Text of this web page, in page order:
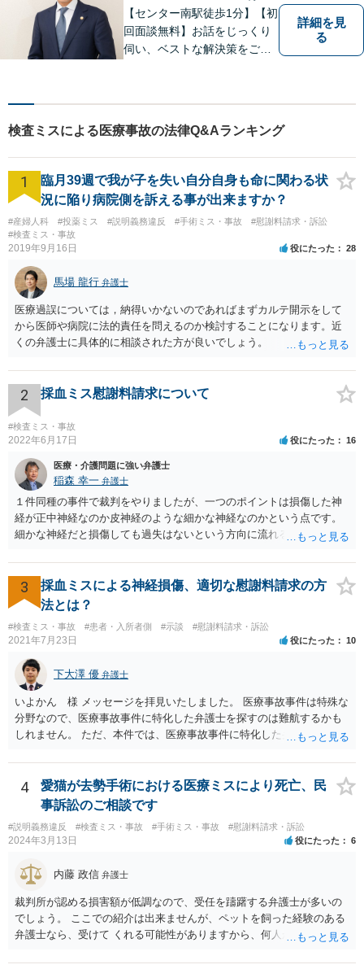
【センター南駅徒歩1分】【初
回面談無料】お話をじっくり
伺い、ベストな解決策をご一
難解な用語は極力用いずに平
ていますので、まずは一度お
気軽にご相談頂ければと思い
ます。
詳細を見
る
検査ミスによる医療事故の法律Q&Aランキング
1
臨月39週で我が子を失い自分自身も命に関わる状
況に陥り病院側を訴える事が出来ますか？
#産婦人科 #投薬ミス #説明義務違反 #手術ミス・事故
#慰謝料請求・訴訟
#検査ミス・事故
2019年9月16日 役にたった 28
馬場 龍行 弁護士
医療過誤については，納得いかないのであればまずカルテ開示をして
から医師や病院に法的責任を問えるのか検討することになります。近
くの弁護士に具体的に相談された方が良いでしょう。
2 採血ミス慰謝料請求について
#検査ミス・事故
2022年6月17日 役にたった 16
医療・介護問題に強い弁護士
稲森 幸一 弁護士
１件同種の事件で裁判をやりましたが、一つのポイントは損傷した神
経が正中神経なのか皮神経のような細かな神経なのかという点です。
細かな神経だと損傷しても過失はないという方向に流れる可能性があ
過失が認められる可能性がありますので弁護士費用を支払う価値はあ
るかと思います。 頑張ってください。
3
採血ミスによる神経損傷、適切な慰謝料請求の方
法とは？
#検査ミス・事故 #患者・入所者側 #示談 #慰謝料請求・訴訟
2021年7月23日 役にたった 10
下大澤 優 弁護士
いよかん 様 メッセージを拝見いたしました。 医療事故事件は特殊な
分野なので、医療事故事件に特化した弁護士を探すのは難航するかも
しれません。 ただ、本件では、医療事故事件に特化した弁護士でなく
の過失（医療ミス）の立証なのですが、本件では過失自体には争いが
ないため、損害額の立証が主なポイントになります。 損害額に立証に
関しては、交通事故事件と同様の発想で考えればよいので、対応でき
る弁護士は多いと思います。 今後の交渉については、ご自身で対応さ
れることも可能ではありますが、相手方保険会社は容易に増額に応じ
ない（多少の増額はあり得るとしても、裁判基準での和解は難しい）
と思われます。 弁護士が介入することにより提示額が大きく変わるこ
とは多々あるため、可能であれば弁護士に依頼した上での交渉をお勧
めしたいところです。
4
愛猫が去勢手術における医療ミスにより死亡、民
事訴訟のご相談です
#説明義務違反 #検査ミス・事故 #手術ミス・事故 #慰謝料請求・訴訟
2024年3月13日 役にたった 6
内藤 政信 弁護士
裁判所が認める損害額が低調なので、受任を躊躇する弁護士が多いの
でしょう。 ここでの紹介は出来ませんが、ペットを飼った経験のある
弁護士なら、受けて くれる可能性がありますから、何人か問い合わせ